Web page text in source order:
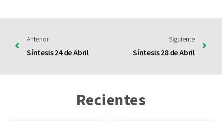
Anterior
Síntesis 24 de Abril
Siguiente
Síntesis 28 de Abril
Recientes